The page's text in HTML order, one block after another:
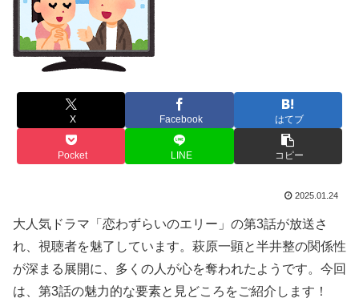
X Facebook はてブ
Pocket LINE コピー
2025.01.24
大人気ドラマ「恋わずらいのエリー」の第3話が放送さ
れ、視聴者を魅了しています。萩原一顕と半井整の関係性
が深まる展開に、多くの人が心を奪われたようです。今回
は、第3話の魅力的な要素と見どころをご紹介します！